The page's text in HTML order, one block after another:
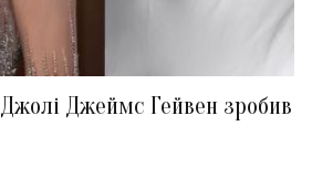
Джеймс Гейвен зробив